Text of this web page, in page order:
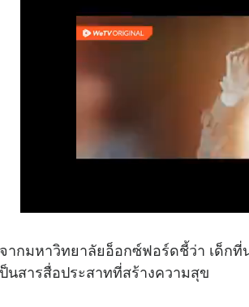
ากมหาวิทยาลัยอ็อกซ์ฟอร์ดชี้ว่า เด็ก
นสารสื่อประสาทที่สร้างความสุข